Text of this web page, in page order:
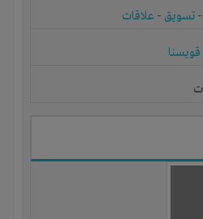
- تسويق - علاقات
قويسنا